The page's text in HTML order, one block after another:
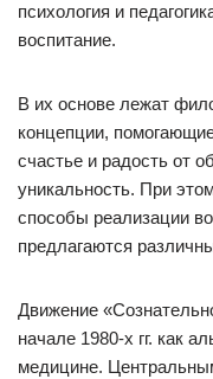
психология и
воспитание.
В их основе лежат
концепции,
счастье и радость от
уникальность. При
способы реализации
предлагаются
Движение
начале 1980-х гг. как
медицине.